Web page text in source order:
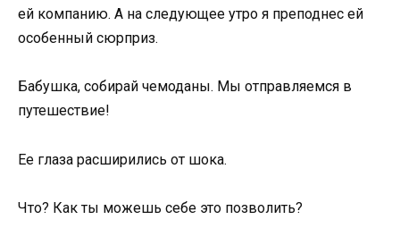
ей компанию. А на следующее утро я преподнес ей
особенный сюрприз.
Бабушка, собирай чемоданы. Мы отправляемся в
путешествие!
Ее глаза расширились от шока.
Что? Как ты можешь себе это позволить?